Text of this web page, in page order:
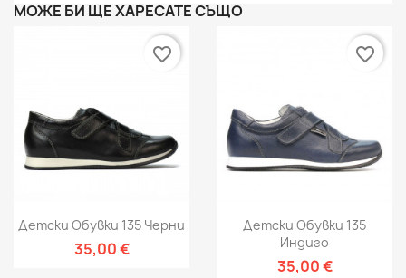
МОЖЕ БИ ЩЕ ХАРЕСАТЕ СЪЩО
Детски Обувки 135 Черни
35,00 €
favorite_border
Детски Обувки 135
Индиго
35,00 €
favorite_border